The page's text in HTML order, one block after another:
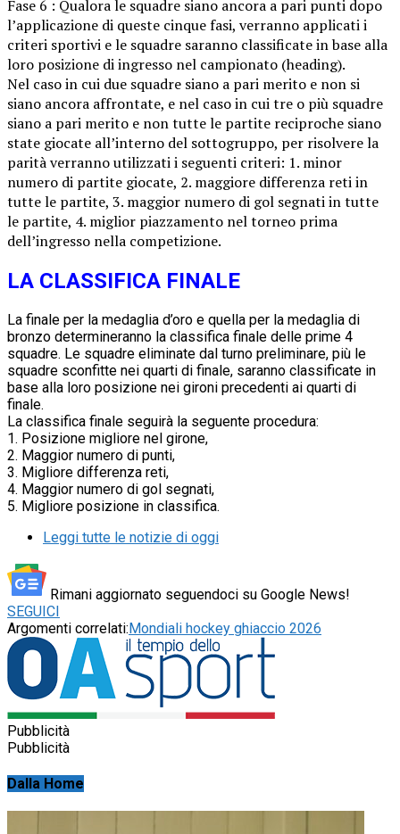
Fase 6 : Qualora le squadre siano ancora a pari punti dopo
l’applicazione di queste cinque fasi, verranno applicati i
criteri sportivi e le squadre saranno classificate in base alla
loro posizione di ingresso nel campionato (heading).
Nel caso in cui due squadre siano a pari merito e non si
siano ancora affrontate, e nel caso in cui tre o più squadre
siano a pari merito e non tutte le partite reciproche siano
state giocate all’interno del sottogruppo, per risolvere la
parità verranno utilizzati i seguenti criteri: 1. minor
numero di partite giocate, 2. maggiore differenza reti in
tutte le partite, 3. maggior numero di gol segnati in tutte
le partite, 4. miglior piazzamento nel torneo prima
dell’ingresso nella competizione.
LA CLASSIFICA FINALE
La finale per la medaglia d’oro e quella per la medaglia di
bronzo determineranno la classifica finale delle prime 4
squadre. Le squadre eliminate dal turno preliminare, più le
squadre sconfitte nei quarti di finale, saranno classificate in
base alla loro posizione nei gironi precedenti ai quarti di
finale.
La classifica finale seguirà la seguente procedura:
1. Posizione migliore nel girone,
2. Maggior numero di punti,
3. Migliore differenza reti,
4. Maggior numero di gol segnati,
5. Migliore posizione in classifica.
Leggi tutte le notizie di oggi
Rimani aggiornato seguendoci su Google News!
SEGUICI
Argomenti correlati:Mondiali hockey ghiaccio 2026
Pubblicità
Pubblicità
Dalla Home